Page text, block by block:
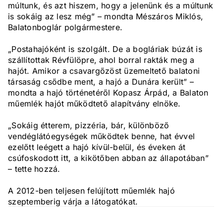
múltunk, és azt hiszem, hogy a jelenünk és a múltunk
is sokáig az lesz még” – mondta Mészáros Miklós,
Balatonboglár polgármestere.
„Postahajóként is szolgált. De a bogláriak búzát is
szállítottak Révfülöpre, ahol borral rakták meg a
hajót. Amikor a csavargőzöst üzemeltető balatoni
társaság csődbe ment, a hajó a Dunára került” –
mondta a hajó történetéről Kopasz Árpád, a Balaton
műemlék hajót működtető alapítvány elnöke.
„Sokáig étterem, pizzéria, bár, különböző
vendéglátóegységek működtek benne, hat évvel
ezelőtt leégett a hajó kívül-belül, és éveken át
csúfoskodott itt, a kikötőben abban az állapotában”
– tette hozzá.
A 2012-ben teljesen felújított műemlék hajó
szeptemberig várja a látogatókat.